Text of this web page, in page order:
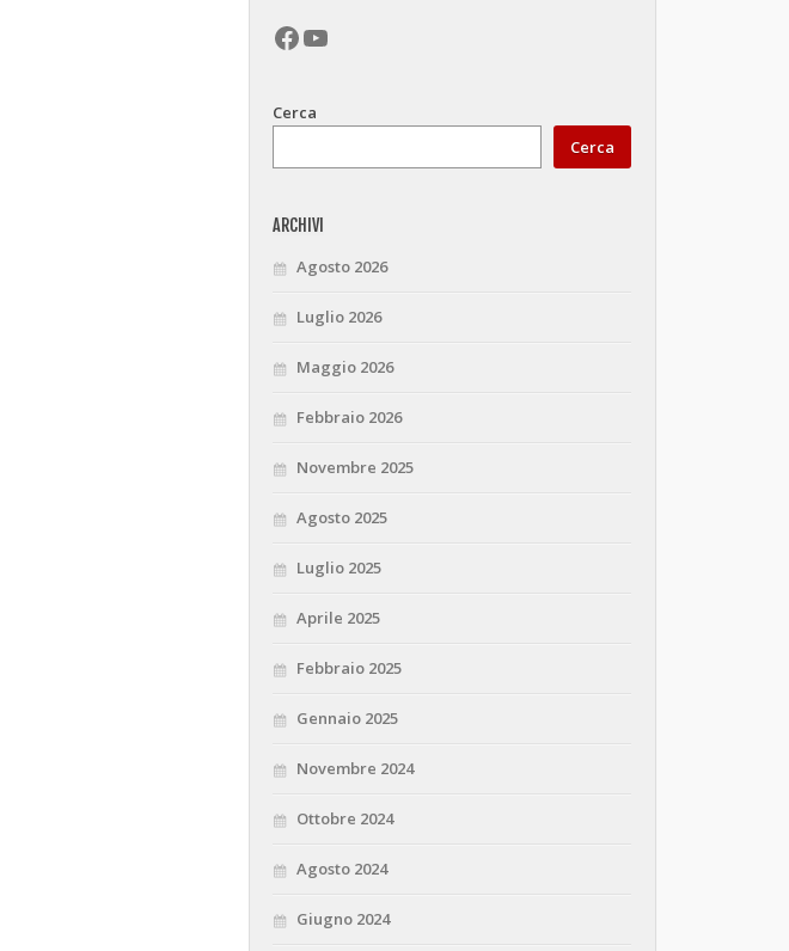
Facebook
YouTube
Cerca
Cerca
ARCHIVI
Agosto 2026
Luglio 2026
Maggio 2026
Febbraio 2026
Novembre 2025
Agosto 2025
Luglio 2025
Aprile 2025
Febbraio 2025
Gennaio 2025
Novembre 2024
Ottobre 2024
Agosto 2024
Giugno 2024